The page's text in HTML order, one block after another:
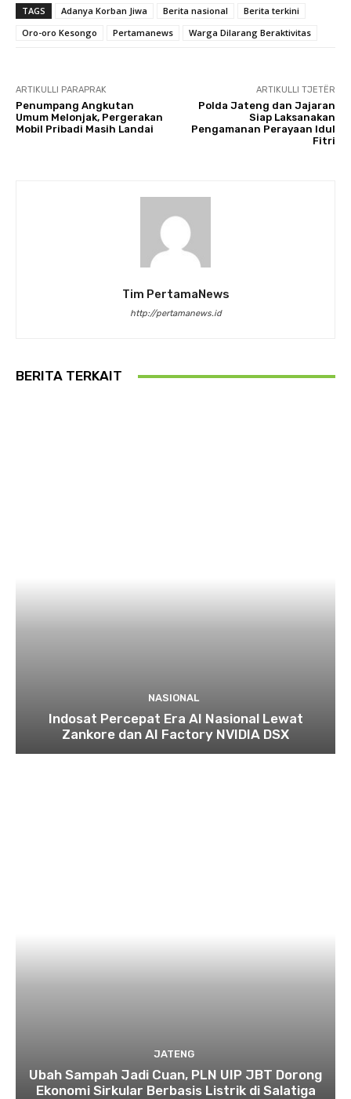
TAGS Adanya Korban Jiwa Berita nasional
Berita terkini
Oro-oro Kesongo
Pertamanews Warga Dilarang Beraktivitas
ARTIKULLI PARAPRAK
Penumpang Angkutan
Umum Melonjak, Pergerakan
Mobil Pribadi Masih Landai
ARTIKULLI TJETËR
Polda Jateng dan Jajaran
Siap Laksanakan
Pengamanan Perayaan Idul
Fitri
Tim PertamaNews
http://pertamanews.id
BERITA TERKAIT
NASIONAL
Indosat Percepat Era AI Nasional Lewat
Zankore dan AI Factory NVIDIA DSX
JATENG
Ubah Sampah Jadi Cuan, PLN UIP JBT Dorong
Ekonomi Sirkular Berbasis Listrik di Salatiga